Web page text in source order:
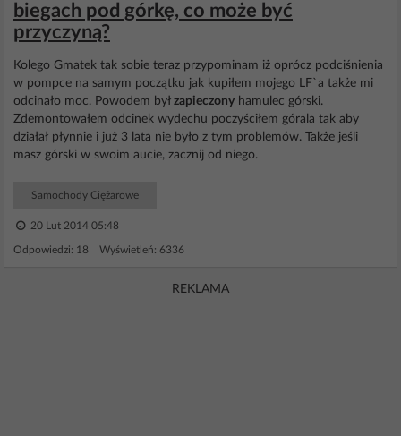
biegach pod górkę, co może być
przyczyną?
Kolego Gmatek tak sobie teraz przypominam iż oprócz podciśnienia
w pompce na samym początku jak kupiłem mojego LF`a także mi
odcinało moc. Powodem był zapieczony hamulec górski.
Zdemontowałem odcinek wydechu poczyściłem górala tak aby
działał płynnie i już 3 lata nie było z tym problemów. Także jeśli
masz górski w swoim aucie, zacznij od niego.
Samochody Ciężarowe
20 Lut 2014 05:48
Odpowiedzi: 18 Wyświetleń: 6336
REKLAMA